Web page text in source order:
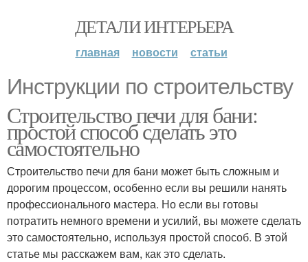
ДЕТАЛИ ИНТЕРЬЕРА
главная новости статьи
Инструкции по строительству
Строительство печи для бани:
простой способ сделать это
самостоятельно
Строительство печи для бани может быть сложным и
дорогим процессом, особенно если вы решили нанять
профессионального мастера. Но если вы готовы
потратить немного времени и усилий, вы можете сделать
это самостоятельно, используя простой способ. В этой
статье мы расскажем вам, как это сделать.